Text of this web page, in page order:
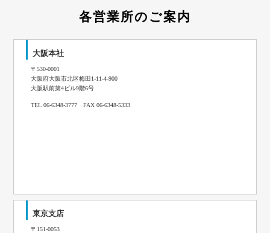
各営業所のご案内
大阪本社
〒530-0001
大阪府大阪市北区梅田1-11-4-900
大阪駅前第4ビル9階6号
TEL 06-6348-3777 FAX 06-6348-5333
東京支店
〒151-0053